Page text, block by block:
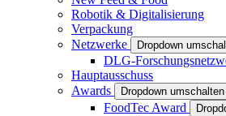
Robotik & Digitalisierung
Verpackung
Netzwerke
Dropdown
DLG-
Hauptausschuss
Awards
Dropdown umschalten
FoodTec Award